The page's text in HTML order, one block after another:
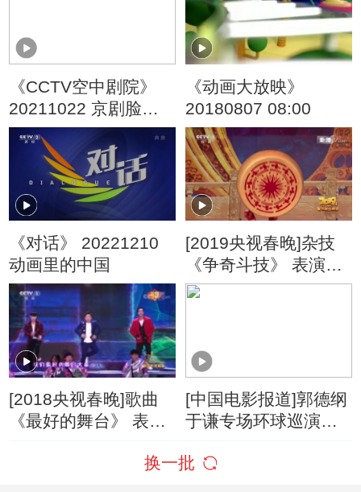
《CCTV空中剧院》
20211022 京剧脸谱
赏析（十一）何永泉
《动画大放映》
20180807 08:00
《对话》 20221210
动画里的中国
[2019央视春晚]杂技
《争奇斗技》 表演：
河南省杂技集团 济南
[2018央视春晚]歌曲
《最好的舞台》 表
[中国电影报道]郭德纲
于谦专场环球巡演发
换一批